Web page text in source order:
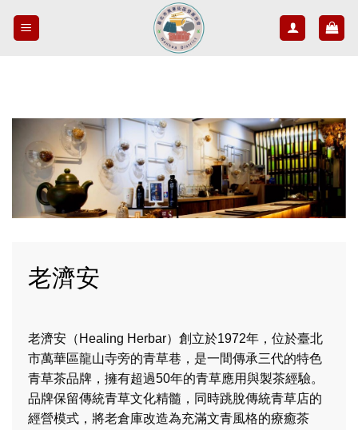
老濟安
老濟安（Healing Herbar）創立於1972年，位於臺北
市萬華區龍山寺旁的青草巷，是一間傳承三代的特色
青草茶品牌，擁有超過50年的青草應用與製茶經驗。
品牌保留傳統青草文化精髓，同時跳脫傳統青草店的
經營模式，將老倉庫改造為充滿文青風格的療癒茶